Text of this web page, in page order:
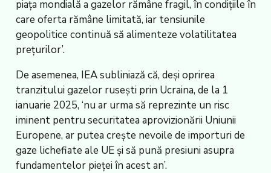
piața mondială a gazelor rămâne fragil, în condițiile în
care oferta rămâne limitată, iar tensiunile
geopolitice continuă să alimenteze volatilitatea
prețurilor’.
De asemenea, IEA subliniază că, deși oprirea
tranzitului gazelor rusești prin Ucraina, de la 1
ianuarie 2025, ‘nu ar urma să reprezinte un risc
iminent pentru securitatea aprovizionării Uniunii
Europene, ar putea crește nevoile de importuri de
gaze lichefiate ale UE și să pună presiuni asupra
fundamentelor pieței în acest an’.